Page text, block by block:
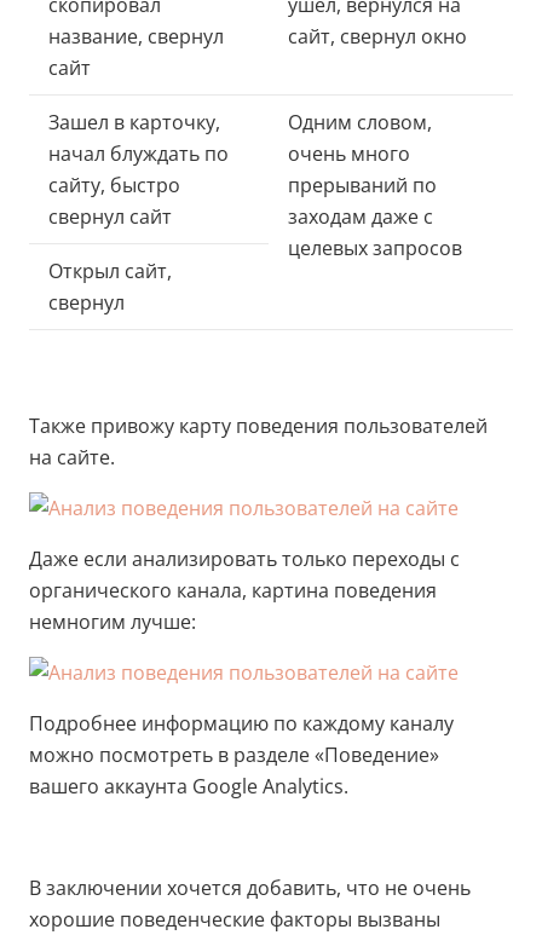
название, свернул
сайт
сайт, свернул окно
Зашел в карточку,
начал блуждать по
сайту, быстро
свернул сайт
Одним словом,
очень много
прерываний по
заходам даже с
целевых запросов
Открыл сайт,
свернул
Также привожу карту поведения пользователей
на сайте.
Даже если анализировать только переходы с
органического канала, картина поведения
немногим лучше:
Подробнее информацию по каждому каналу
можно посмотреть в разделе «Поведение»
вашего аккаунта Google Analytics.
В заключении хочется добавить, что не очень
хорошие поведенческие факторы вызваны